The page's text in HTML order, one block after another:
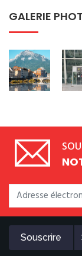
GALERIE
Souscrire